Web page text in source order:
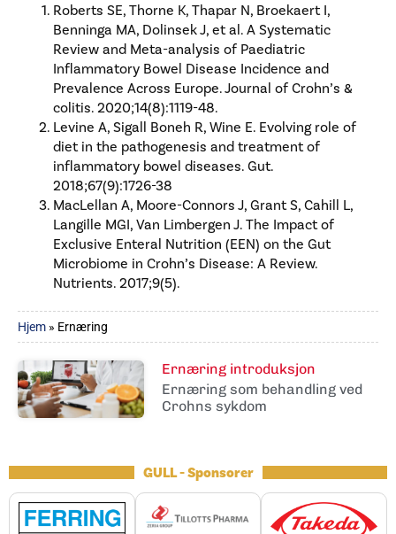
Roberts SE, Thorne K, Thapar N, Broekaert I,
Benninga MA, Dolinsek J, et al. A Systematic
Review and Meta-analysis of Paediatric
Inflammatory Bowel Disease Incidence and
Prevalence Across Europe. Journal of Crohn’s &
colitis. 2020;14(8):1119-48.
Levine A, Sigall Boneh R, Wine E. Evolving role of
diet in the pathogenesis and treatment of
inflammatory bowel diseases. Gut.
2018;67(9):1726-38
MacLellan A, Moore-Connors J, Grant S, Cahill L,
Langille MGI, Van Limbergen J. The Impact of
Exclusive Enteral Nutrition (EEN) on the Gut
Microbiome in Crohn’s Disease: A Review.
Nutrients. 2017;9(5).
Hjem » Ernæring
Ernæring introduksjon
Ernæring som behandling ved
Crohns sykdom
GULL - Sponsorer